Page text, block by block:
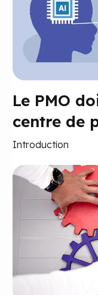
Le PMO
centre de
Introduction